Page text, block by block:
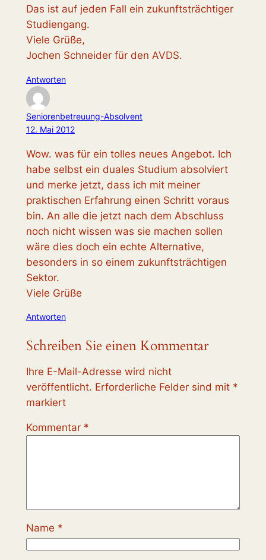
Das ist auf jeden Fall ein zukunftsträchtiger
Studiengang.
Viele Grüße,
Jochen Schneider für den AVDS.
Antworten
Seniorenbetreuung-Absolvent
12. Mai 2012
Wow. was für ein tolles neues Angebot. Ich
habe selbst ein duales Studium absolviert
und merke jetzt, dass ich mit meiner
praktischen Erfahrung einen Schritt voraus
bin. An alle die jetzt nach dem Abschluss
noch nicht wissen was sie machen sollen
wäre dies doch ein echte Alternative,
besonders in so einem zukunftsträchtigen
Sektor.
Viele Grüße
Antworten
Schreiben Sie einen Kommentar
Ihre E-Mail-Adresse wird nicht
veröffentlicht. Erforderliche Felder sind mit *
markiert
Kommentar *
Name *